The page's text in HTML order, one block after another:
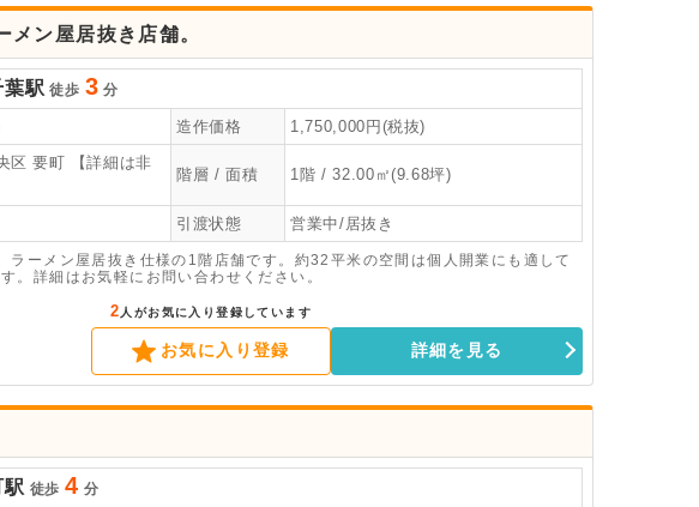
ン屋居抜き店舗。
葉駅 徒歩 3 分
造作価格 1,750,000円(税抜)
区 要町
【詳細は非
階層 / 面積 1階 / 32.00㎡(9.68坪)
引渡状態 営業中/居抜き
ラーメン屋居抜き仕様の1階店舗です。約32平米の空間は個人開業にも適して
。詳細はお気軽にお問い合わせください。
2 人がお気に入り登録しています
お気に入り登録 詳細を見る
徒歩 4 分